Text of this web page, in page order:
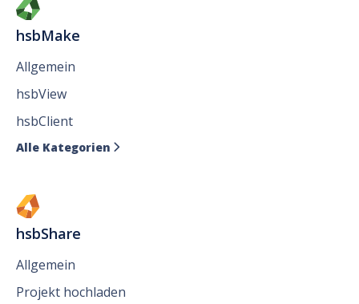
hsbMake
Allgemein
hsbView
hsbClient
Alle Kategorien 
hsbShare
Allgemein
Projekt hochladen